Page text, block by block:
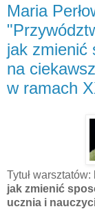
Maria
jak zmienić
na
w ramach
Tytuł warsztatów:
jak zmienić
ucznia i